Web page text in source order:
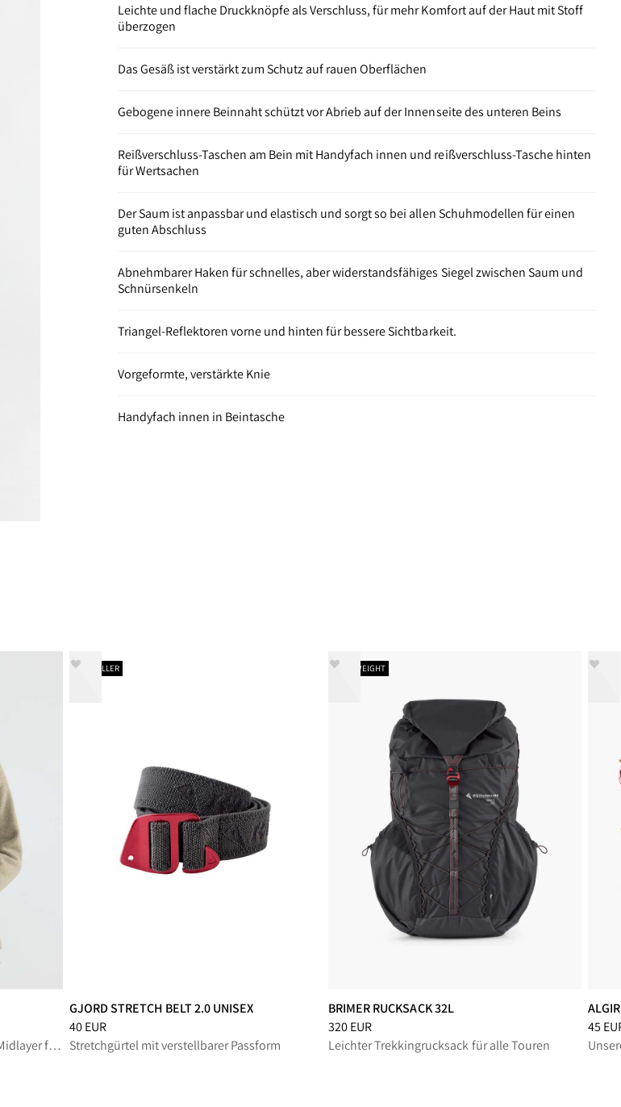
Leichte und flache Druckknöpfe als Verschluss, für mehr Komfort auf der Haut mit Stoff
überzogen
Das Gesäß ist verstärkt zum Schutz auf rauen Oberflächen
Gebogene innere Beinnaht schützt vor Abrieb auf der Innenseite des unteren Beins
Reißverschluss-Taschen am Bein mit Handyfach innen und reißverschluss-Tasche hinten
für Wertsachen
Der Saum ist anpassbar und elastisch und sorgt so bei allen Schuhmodellen für einen
guten Abschluss
Abnehmbarer Haken für schnelles, aber widerstandsfähiges Siegel zwischen Saum und
Schnürsenkeln
Triangel-Reflektoren vorne und hinten für bessere Sichtbarkeit.
Vorgeformte, verstärkte Knie
Handyfach innen in Beintasche
Warme und technische Wollfleece-Midlayer für Trekking und alpine Unternehmungen
BESTSELLER
GJORD STRETCH BELT 2.0 UNISEX
Preis:40 EUR, reduziert von 40 EUR
40 EUR
Stretchgürtel mit verstellbarer Passform
LIGHTWEIGHT
BRIMER RUCKSACK 32L
Preis: 320 EUR, reduziert von 320 EUR
320 EUR
Leichter Trekkingrucksack für alle Touren
Preis:
45